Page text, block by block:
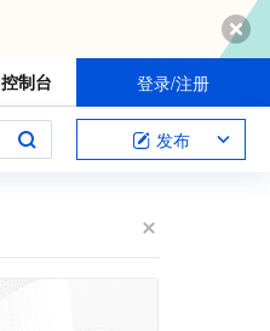
控制台 登录/注册
发布